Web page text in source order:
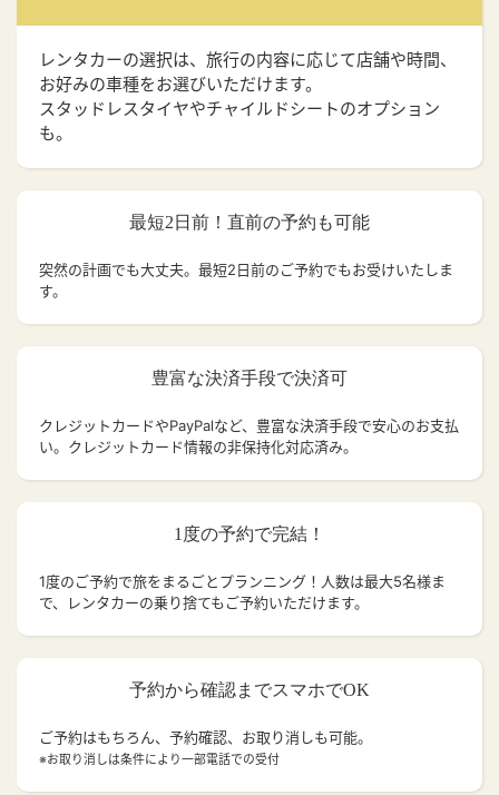
レンタカーの選択は、旅行の内容に応じて店舗や時間、
お好みの車種をお選びいただけます。
スタッドレスタイヤやチャイルドシートのオプション
も。
最短2日前！直前の予約も可能
突然の計画でも大丈夫。 最短2日前のご予約でもお受けいたしま
す。
豊富な決済手段で決済可
クレジットカードやPayPalなど、豊富な決済手段で安心のお支払
い。クレジットカード情報の非保持化対応済み。
1度の予約で完結！
1度のご予約で旅をまるごとプランニング！人数は最大5名様ま
で、レンタカーの乗り捨てもご予約いただけます。
予約から確認までスマホでOK
ご予約はもちろん、予約確認、お取り消しも可能。
※お取り消しは条件により一部電話での受付